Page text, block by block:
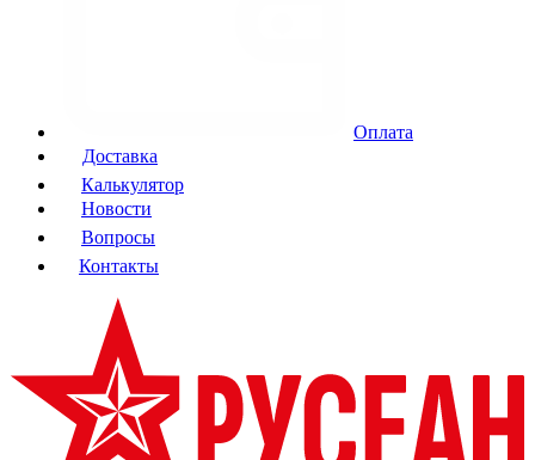
Оплата
Доставка
Калькулятор
Новости
Вопросы
Контакты